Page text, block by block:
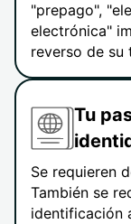
"prepago",
electrónica"
reverso de su
Tu
Se requieren
También se
identificación